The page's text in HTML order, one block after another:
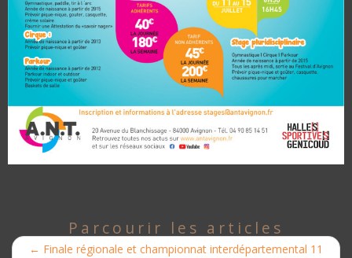
Parcourir les articles
← Finale régionale et championnat interdépartemental 11